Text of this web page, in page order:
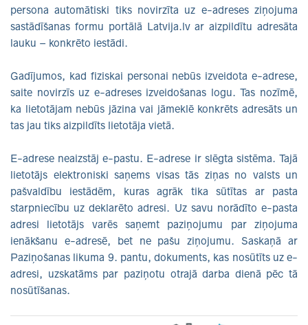
persona automātiski tiks novirzīta uz e-adreses ziņojuma
sastādīšanas formu portālā Latvija.lv ar aizpildītu adresāta
lauku – konkrēto iestādi.
Gadījumos, kad fiziskai personai nebūs izveidota e-adrese,
saite novirzīs uz e-adreses izveidošanas logu. Tas nozīmē,
ka lietotājam nebūs jāzina vai jāmeklē konkrēts adresāts un
tas jau tiks aizpildīts lietotāja vietā.
E-adrese neaizstāj e-pastu. E-adrese ir slēgta sistēma. Tajā
lietotājs elektroniski saņems visas tās ziņas no valsts un
pašvaldību iestādēm, kuras agrāk tika sūtītas ar pasta
starpniecību uz deklarēto adresi. Uz savu norādīto e-pasta
adresi lietotājs varēs saņemt paziņojumu par ziņojuma
ienākšanu e-adresē, bet ne pašu ziņojumu. Saskaņā ar
Paziņošanas likuma 9. pantu, dokuments, kas nosūtīts uz e-
adresi, uzskatāms par paziņotu otrajā darba dienā pēc tā
nosūtīšanas.